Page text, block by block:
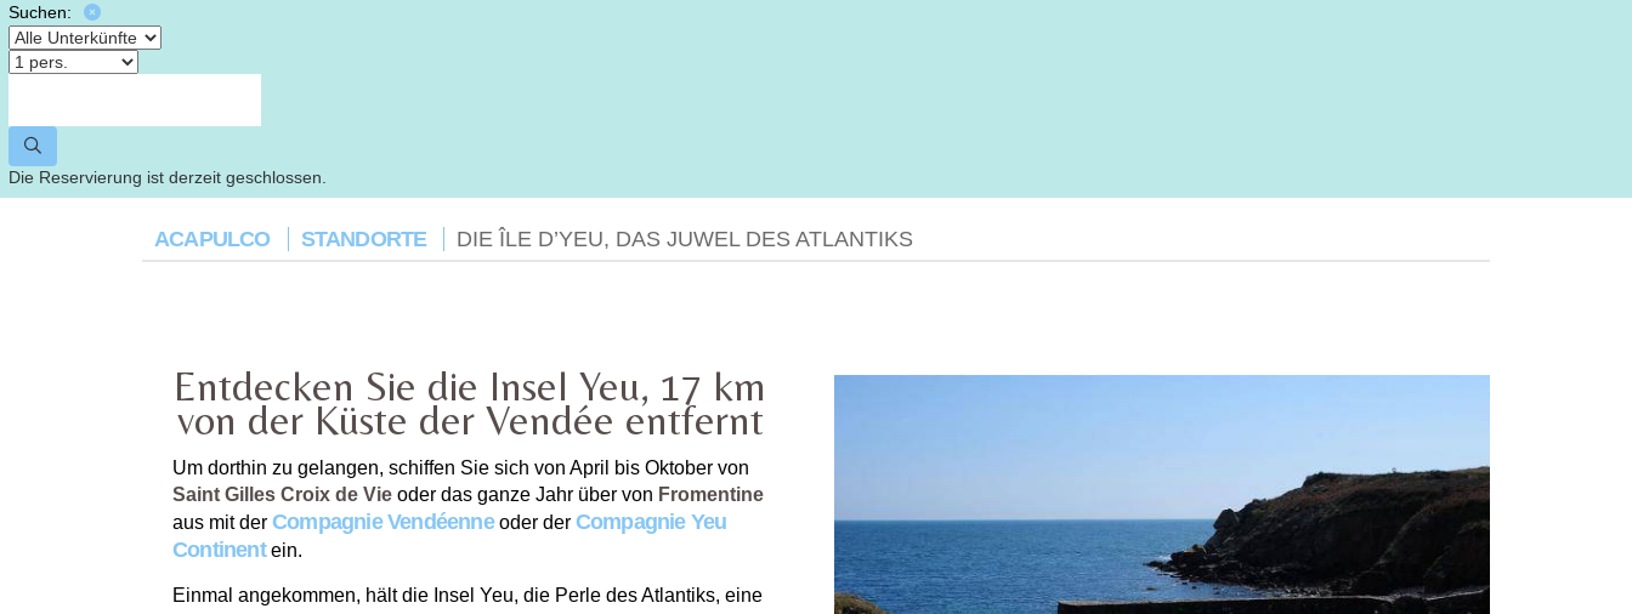
Suchen:
Die Reservierung ist derzeit geschlossen.
ACAPULCO STANDORTE DIE ÎLE D’YEU, DAS JUWEL DES ATLANTIKS
Entdecken Sie die Insel Yeu, 17 km
von der Küste der Vendée entfernt
Um dorthin zu gelangen, schiffen Sie sich von April bis Oktober von
Saint Gilles Croix de Vie oder das ganze Jahr über von Fromentine
aus mit der Compagnie Vendéenneoder der Compagnie Yeu
Continentein.
Einmal angekommen, hält die Insel Yeu, die Perle des Atlantiks, eine